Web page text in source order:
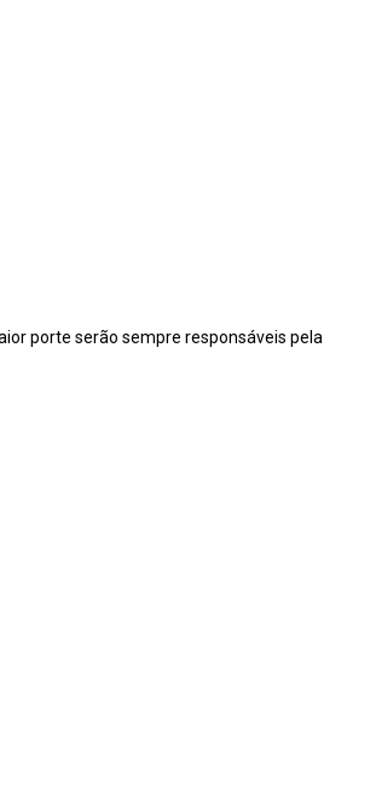
porte serão sempre responsáveis pela